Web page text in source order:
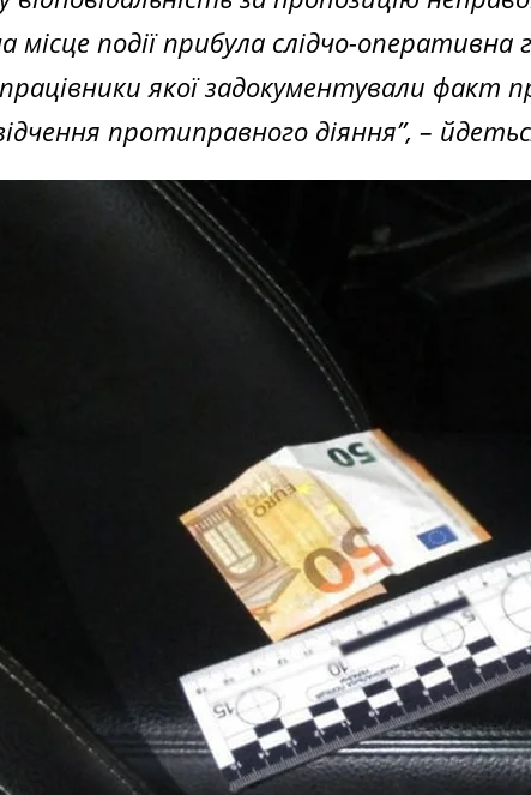
місце події прибула слідчо-оперативна
працівники якої задокументували факт
протиправного діяння”, –